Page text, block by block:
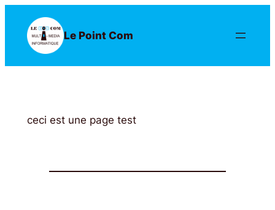
contenu
Le Point Com
ceci est une page test